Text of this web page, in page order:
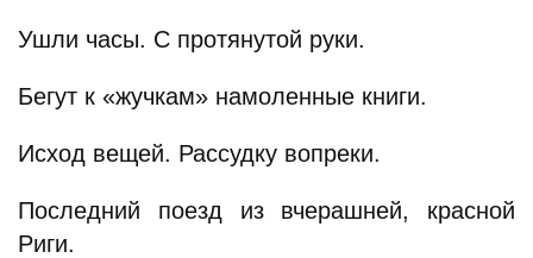
Ушли часы. С протянутой руки.
Бегут к «жучкам» намоленные книги.
Исход вещей. Рассудку вопреки.
Последний поезд из вчерашней, красной
Риги.